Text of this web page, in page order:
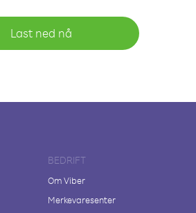
Last ned nå
BEDRIFT
Om Viber
Merkevaresenter